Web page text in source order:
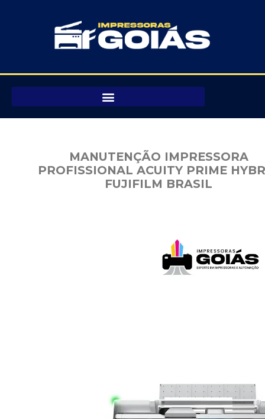
conteúdo
MANUTENÇÃO IMPRESSORA
PROFISSIONAL ACUITY PRIME
FUJIFILM BRASIL